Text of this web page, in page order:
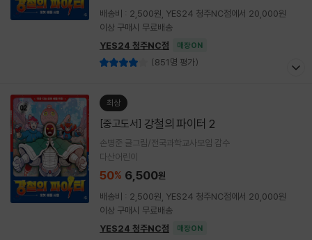
배송비 : 2,500원, YES24 청주NC점에서 20,000원
이상 구매시 무료배송
YES24 청주NC점
매장ON
(851명 평가)
최상
[중고도서] 강철의 파이터 2
손병준 글그림/전국과학교사모임 감수
다산어린이
50% 6,500원
배송비 : 2,500원, YES24 청주NC점에서 20,000원
이상 구매시 무료배송
YES24 청주NC점
매장ON